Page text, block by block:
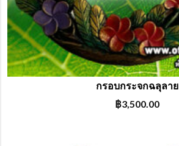
กรอบกระจกฉลุลาย
฿3,500.00